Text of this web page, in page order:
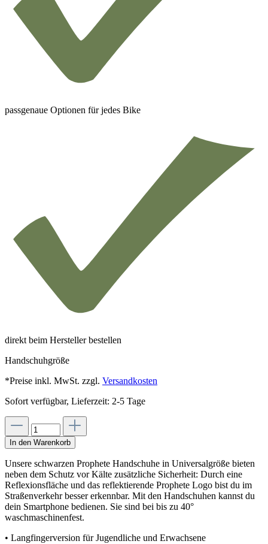
passgenaue Optionen für jedes Bike
direkt beim Hersteller bestellen
Handschuhgröße
*Preise inkl. MwSt. zzgl. Versandkosten
Sofort verfügbar, Lieferzeit: 2-5 Tage
In den Warenkorb
Unsere schwarzen Prophete Handschuhe in Universalgröße bieten
neben dem Schutz vor Kälte zusätzliche Sicherheit: Durch eine
Reflexionsfläche und das reflektierende Prophete Logo bist du im
Straßenverkehr besser erkennbar. Mit den Handschuhen kannst du
dein Smartphone bedienen. Sie sind bei bis zu 40°
waschmaschinenfest.
• Langfingerversion für Jugendliche und Erwachsene